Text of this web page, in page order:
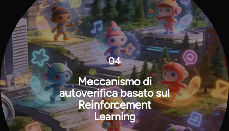
04
Meccanismo di
autoverifica basato sul
Reinforcement
Learning